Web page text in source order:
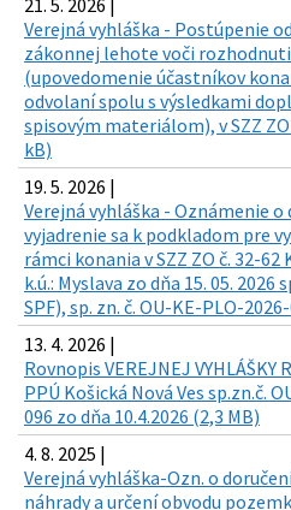
21. 5. 2026 |
Verejná vyhláška - Postúpenie
zákonnej lehote voči
(upovedomenie účastníkov
odvolaní spolu s výsledkami
spisovým materiálom), v SZZ ZO
kB)
19. 5. 2026 |
Verejná vyhláška - Oznámenie o
vyjadrenie sa k podkladom pre
rámci konania v SZZ ZO č. 32-
k.ú.: Myslava zo dňa 15. 05.
SPF), sp. zn. č. OU-KE-PLO-
13. 4. 2026 |
Rovnopis VEREJNEJ
PPÚ Košická Nová Ves sp.zn.č.
096 zo dňa 10.4.2026 (2,3 MB)
4. 8. 2025 |
Verejná vyhláška-Ozn. o
náhrady a určení obvodu